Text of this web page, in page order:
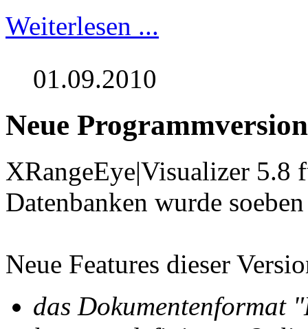
Weiterlesen ...
01.09.2010
Neue
XRangeEye|Visualizer
Datenbanken wurde
Neue Features dieser
das Dokumentenformat